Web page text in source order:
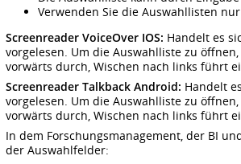
Verwenden Sie die Auswahllisten
Screenreader VoiceOver IOS: Handelt es
vorgelesen. Um die Auswahlliste zu
vorwärts durch, Wischen nach links führt
Screenreader Talkback Android: Handelt
vorgelesen. Um die Auswahlliste zu
vorwärts durch, Wischen nach links führt
In dem Forschungsmanagement, der BI
der Auswahlfelder: